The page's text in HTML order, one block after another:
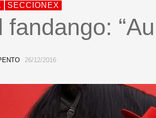
SECCIONEX
fandango:
26/12/2016